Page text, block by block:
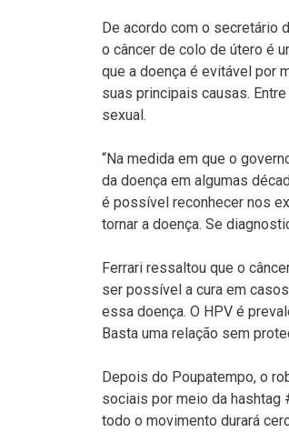
De acordo com o secretário
o câncer de colo de útero é
que a doença é evitável por
suas principais causas.
sexual.
“Na medida em que o
da doença em algumas
é possível reconhecer nos
tornar a doença. Se
Ferrari ressaltou que o
ser possível a cura em
essa doença. O HPV é
Basta uma relação sem
Depois do Poupatempo, o
sociais por meio da hashtag
todo o movimento durará